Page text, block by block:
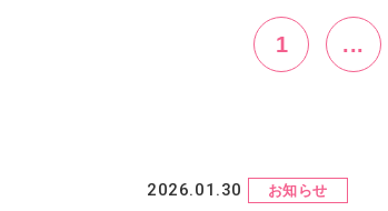
1 ...
2026.01.30 お知らせ